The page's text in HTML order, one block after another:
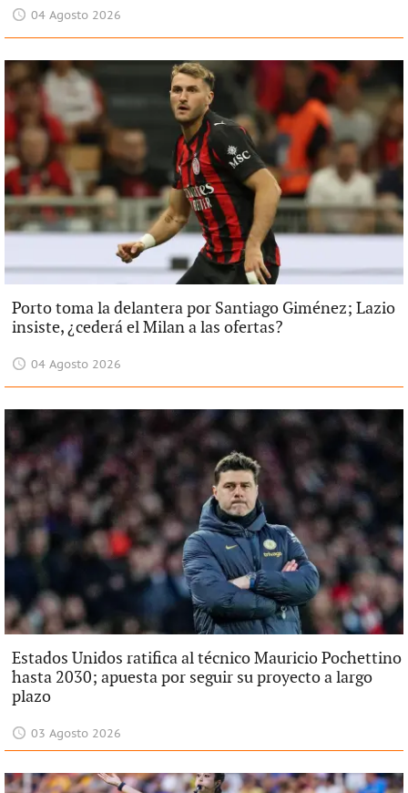
04 Agosto 2026
Porto toma la delantera por Santiago Giménez; Lazio
insiste, ¿cederá el Milan a las ofertas?
04 Agosto 2026
Estados Unidos ratifica al técnico Mauricio Pochettino
hasta 2030; apuesta por seguir su proyecto a largo
plazo
03 Agosto 2026